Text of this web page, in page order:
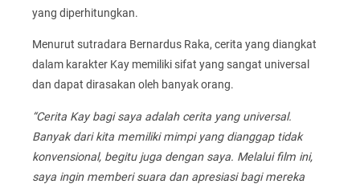
yang diperhitungkan.
Menurut sutradara Bernardus Raka, cerita yang diangkat
dalam karakter Kay memiliki sifat yang sangat universal
dan dapat dirasakan oleh banyak orang.
“Cerita Kay bagi saya adalah cerita yang universal.
Banyak dari kita memiliki mimpi yang dianggap tidak
konvensional, begitu juga dengan saya. Melalui film ini,
saya ingin memberi suara dan apresiasi bagi mereka